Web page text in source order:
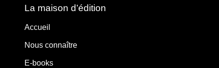
La maison d’édition
Accueil
Nous connaître
E-books